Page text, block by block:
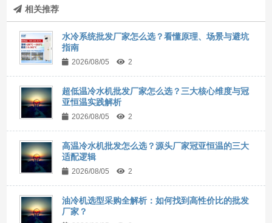
相关推荐
水冷系统批发厂家怎么选？看懂原理、场景与避坑
指南
2026/08/05 2
超低温冷水机批发厂家怎么选？三大核心维度与冠
亚恒温实践解析
2026/08/05 2
高温冷水机批发怎么选？源头厂家冠亚恒温的三大
适配逻辑
2026/08/05 2
油冷机选型采购全解析：如何找到高性价比的批发
厂家？